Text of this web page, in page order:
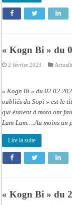
« Kogn Bi » du
2 février 2023
« Kogn Bi » du 02 02
oubliés du Sopi » est le
qui étaient à moto ont
Lam-Lam….Au moins un
Lire la suite
« Kogn Bi » du